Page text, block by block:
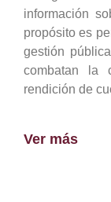
información
propósito es
gestión
combatan la
rendición de
Ver más